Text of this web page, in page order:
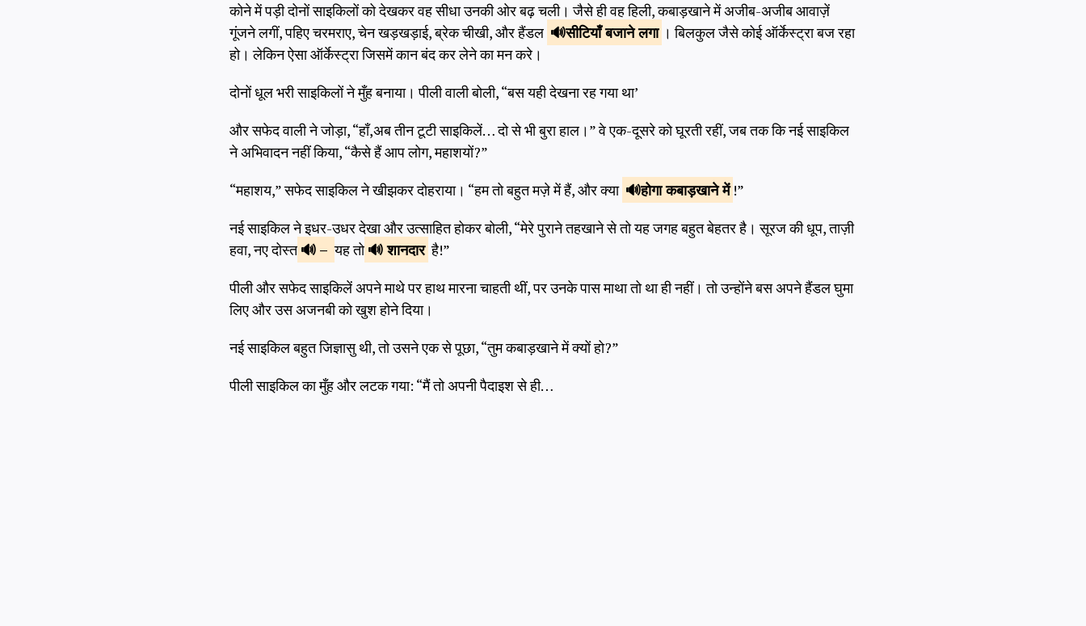
कोने में पड़ी दोनों साइकिलों को देखकर वह सीधा उनकी ओर बढ़ चली। जैसे ही वह हिली, कबाड़खाने में अजीब-अजीब आवाज़ें
गूंजने लगीं, पहिए चरमराए, चेन खड़खड़ाई, ब्रेक चीखी, और हैंडल
सीटियाँबजाने लगा । बिलकुल जैसे कोई ऑर्केस्ट्रा बज रहा
हो। लेकिन ऐसा ऑर्केस्ट्रा जिसमें कान बंद कर लेने का मन करे।
दोनों धूल भरी साइकिलों ने मुँह बनाया। पीली वाली बोली, “बस यही देखना रह गया था’
और सफेद वाली ने जोड़ा, “हाँ,अब तीन टूटी साइकिलें… दो से भी बुरा हाल।” वे एक-दूसरे को घूरती रहीं, जब तक कि नई साइकिल
ने अभिवादन नहीं किया, “कैसे हैं आप लोग, महाशयों?”
“महाशय,” सफेद साइकिल ने खीझकर दोहराया। “हम तो बहुत मज़े में हैं, और क्या
होगाकबाड़खाने में !”
नई साइकिल ने इधर-उधर देखा और उत्साहित होकर बोली, “मेरे पुराने तहखाने से तो यह जगह बहुत बेहतर है। सूरज की धूप, ताज़ी
हवा, नए दोस्त
– यह तो शानदार है!”
पीली और सफेद साइकिलें अपने माथे पर हाथ मारना चाहती थीं, पर उनके पास माथा तो था ही नहीं। तो उन्होंने बस अपने हैंडल घुमा
लिए और उस अजनबी को खुश होने दिया।
नई साइकिल बहुत जिज्ञासु थी, तो उसने एक से पूछा, “तुम कबाड़खाने में क्यों हो?”
पीली साइकिल का मुँह और लटक गया: “मैं तो अपनी पैदाइश से ही…